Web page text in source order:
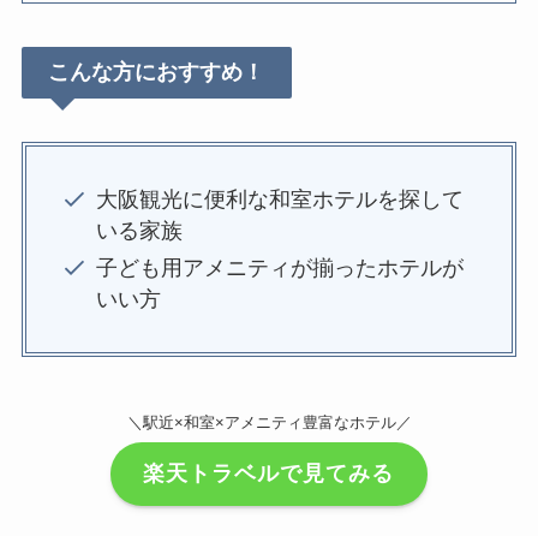
こんな方におすすめ！
大阪観光に便利な和室ホテルを探して
いる家族
子ども用アメニティが揃ったホテルが
いい方
＼駅近×和室×アメニティ豊富なホテル／
楽天トラベルで見てみる